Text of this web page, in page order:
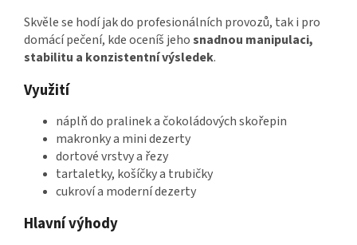
Skvěle se hodí jak do profesionálních provozů, tak i pro
domácí pečení, kde oceníš jehosnadnou manipulaci,
stabilitu a konzistentní výsledek.
Využití
náplň do pralinek a čokoládových skořepin
makronky a mini dezerty
dortové vrstvy a řezy
tartaletky, košíčky a trubičky
cukroví a moderní dezerty
Hlavní výhody